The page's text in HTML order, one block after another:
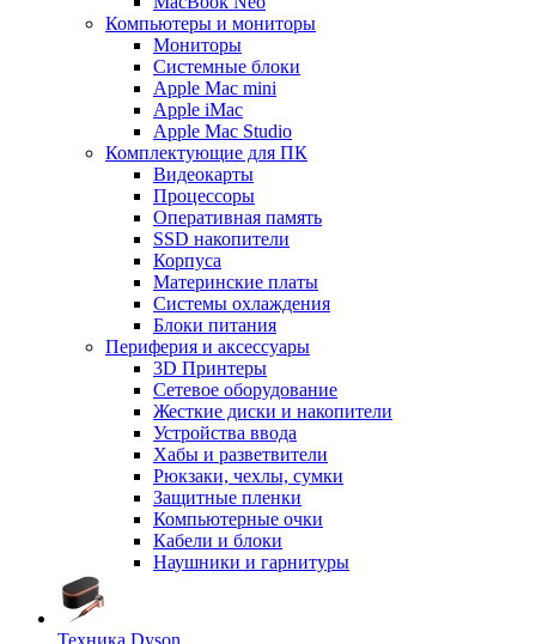
Компьютеры и мониторы
Мониторы
Системные блоки
Apple Mac mini
Apple iMac
Apple Mac Studio
Комплектующие для ПК
Видеокарты
Процессоры
Оперативная память
SSD накопители
Корпуса
Материнские платы
Системы охлаждения
Блоки питания
Периферия и аксессуары
3D Принтеры
Сетевое оборудование
Жесткие диски и накопители
Устройства ввода
Хабы и разветвители
Рюкзаки, чехлы, сумки
Защитные пленки
Компьютерные очки
Кабели и блоки
Наушники и гарнитуры
Техника Dyson